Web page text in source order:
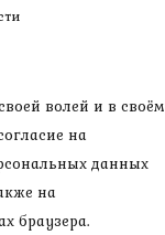
волей и в своём
на
данных
на
браузера.